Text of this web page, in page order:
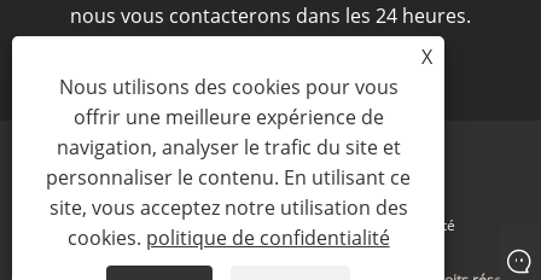
nous vous contacterons dans les 24 heures.
Links Sitemap XML politique de confidentialité
X
Nous utilisons des cookies pour vous
offrir une meilleure expérience de
navigation, analyser le trafic du site et
personnaliser le contenu. En utilisant ce
site, vous acceptez notre utilisation des
cookies. politique de confidentialité